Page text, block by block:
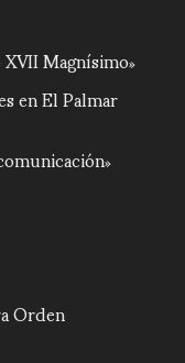
Magnísimo
en El Palmar
Orden